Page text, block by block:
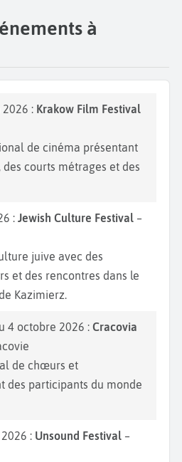
à
: Krakow Film Festival
de cinéma présentant
courts métrages et des
: Jewish Culture Festival
–
juive avec des
et des rencontres dans le
Kazimierz.
4 octobre 2026 : Cracovia
de chœurs et
des participants du monde
: Unsound Festival
–